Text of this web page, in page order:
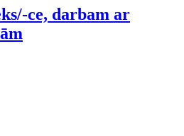
ce, darbam ar